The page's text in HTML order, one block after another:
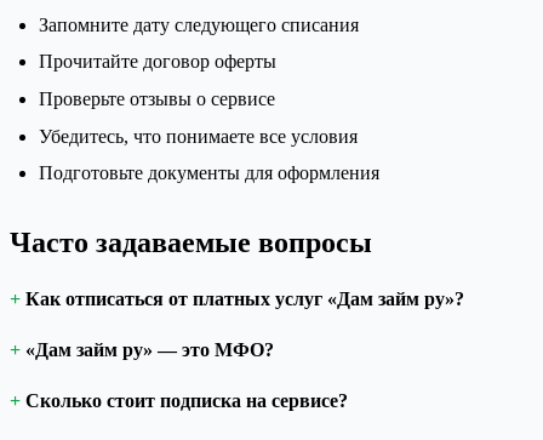
Запомните дату следующего списания
Прочитайте договор оферты
Проверьте отзывы о сервисе
Убедитесь, что понимаете все условия
Подготовьте документы для оформления
Часто задаваемые вопросы
Как отписаться от платных услуг «Дам займ ру»?
«Дам займ ру» — это МФО?
Сколько стоит подписка на сервисе?